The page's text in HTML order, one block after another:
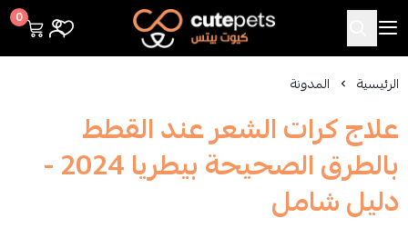
Cutepets
0
الرئيسية المدونة
علاج كرات الشعر عند القطط
بالطرق الصحيحة بيطريا 2024 -
دليل شامل